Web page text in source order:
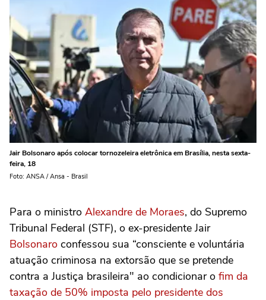
Jair Bolsonaro após colocar tornozeleira eletrônica em Brasília, nesta sexta-
feira, 18
Foto: ANSA / Ansa - Brasil
Para o ministro Alexandre de Moraes, do Supremo
Tribunal Federal (STF), o ex-presidente Jair
Bolsonaro confessou sua “consciente e voluntária
atuação criminosa na extorsão que se pretende
contra a Justiça brasileira" ao condicionar o fim da
taxação de 50% imposta pelo presidente dos